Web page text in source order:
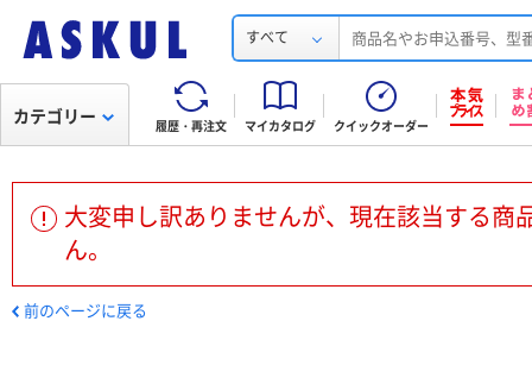
すべて
履歴・再注文 マイカタログ クイックオーダー
カテゴリー
大変申し訳ありませんが、現在該当する商
ん。
前のページに戻る